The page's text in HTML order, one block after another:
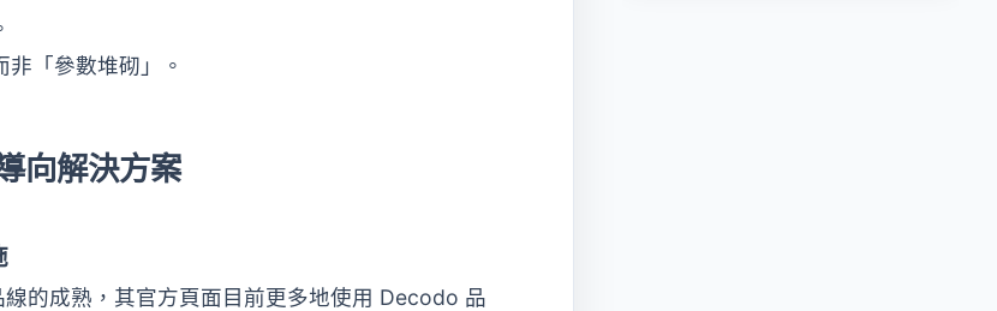
「參數堆砌」。
向解決方案
的成熟，其官方頁面目前更多地使用 Decodo 品